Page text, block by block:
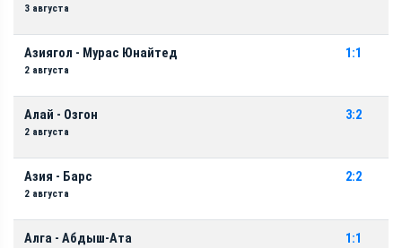
3 августа
Азиягол - Мурас Юнайтед
2 августа
1:1
Алай - Озгон
2 августа
3:2
Азия - Барс
2 августа
2:2
Алга - Абдыш-Ата 1:1